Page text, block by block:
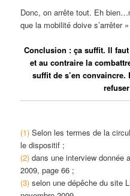
Donc, on arrête tout. Eh
que la mobilité doive s’arrêter »
Conclusion : ça suffit. Il
et au contraire la
suffit de s’en convaincre.
(1) Selon les termes de la
le dispositif ;
(2) dans une interview donnée
2009, page 66 ;
(3) selon une dépêche du site